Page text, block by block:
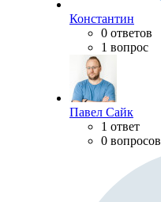
Константин
0 ответов
1 вопрос
Павел Сайк
1 ответ
0 вопросов